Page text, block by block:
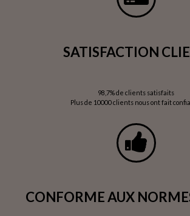
SATISFACTION
98,7% de clients satisfaits
Plus de 10000 clients nous ont fait
CONFORME AUX